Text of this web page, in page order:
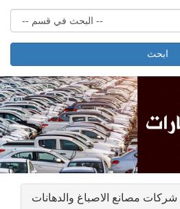
ابحث
شركات مصانع الاصباغ والدهانات